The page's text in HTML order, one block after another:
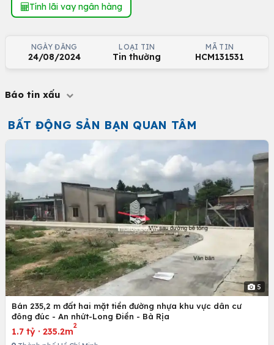
Tính lãi vay ngân hàng
NGÀY ĐĂNG
24/08/2024
LOẠI TIN
Tin thường
MÃ TIN
HCM131531
Báo tin xấu
BẤT ĐỘNG SẢN BẠN QUAN TÂM
5
Bán 235,2 m đất hai mặt tiền đường nhựa khu vực dân cư
đông đúc - An nhứt-Long Điền - Bà Rịa
1.7 tỷ · 235.2m
2